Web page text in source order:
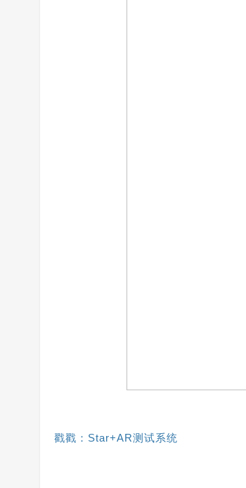
戳戳：Star+AR测试系统